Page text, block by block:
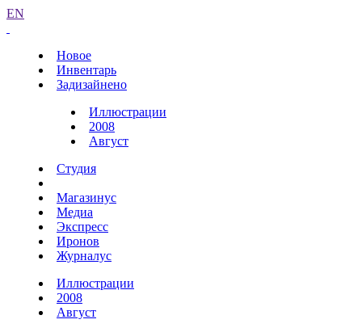
EN
Новое
Инвентарь
Задизайнено
Иллюстрации
2008
Август
Студия
Магазинус
Медиа
Экспресс
Иронов
Журналус
Иллюстрации
2008
Август